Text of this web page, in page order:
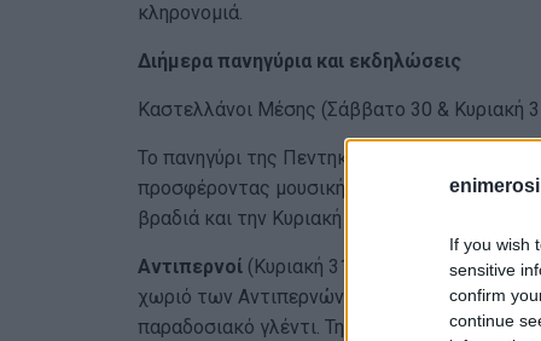
If you wish
sensitive
confirm
continue
κληρονομιά.
Διήμερα πανηγύρια και εκδηλώσεις
Καστελλάνοι Μέσης (Σάββατο 30 & Κυριακή
Το πανηγύρι της Πεντηκοστής στους
προσφέροντας μουσική, χορό και κέφι για
βραδιά και την Κυριακή 31 Μαΐου:
Αντιπερνοί (Κυριακή 31 Μαΐου & Δευτέρα 1
χωριό των Αντιπερνών ξεκινούν με
παραδοσιακό γλέντι. Την Κυριακή 31 Μαΐου